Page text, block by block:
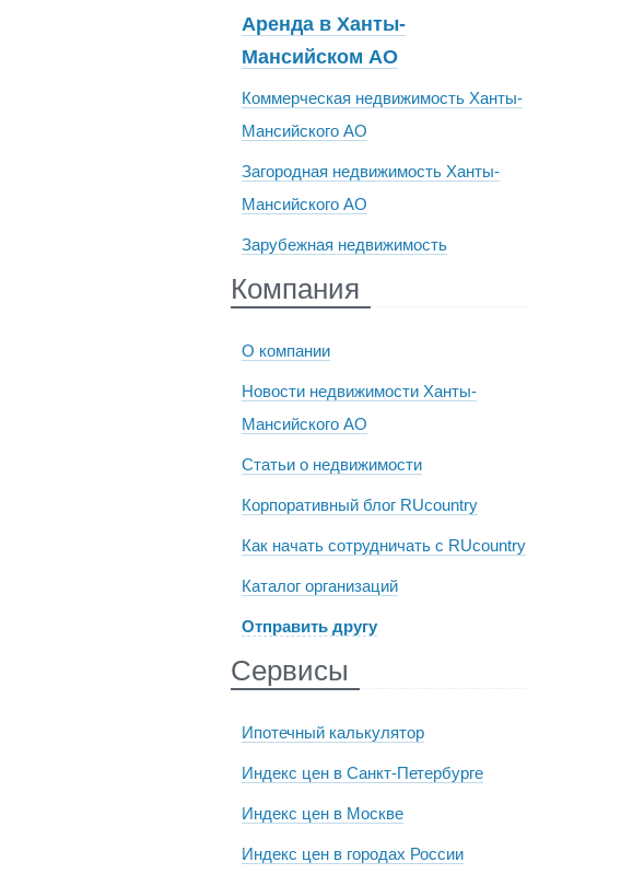
Аренда в Ханты-
Мансийском АО
Коммерческая недвижимость Ханты-
Мансийского АО
Загородная недвижимость Ханты-
Мансийского АО
Зарубежная недвижимость
Компания
О компании
Новости недвижимости Ханты-
Мансийского АО
Статьи о недвижимости
Корпоративный блог RUcountry
Как начать сотрудничать с RUcountry
Каталог организаций
Отправить другу
Сервисы
Ипотечный калькулятор
Индекс цен в Санкт-Петербурге
Индекс цен в Москве
Индекс цен в городах России